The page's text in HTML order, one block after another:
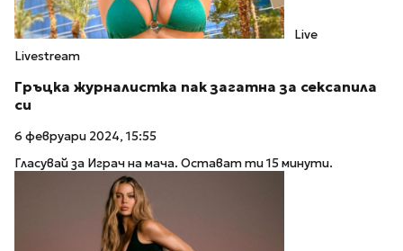
Live
Livestream
Гръцка журналистка пак загатна за сексапила
си
6 февруари 2024, 15:55
Гласувай за Играч на мача. Остават ти 15 минути.